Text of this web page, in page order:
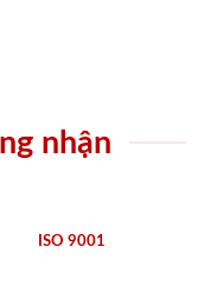
nhận
ISO 9001